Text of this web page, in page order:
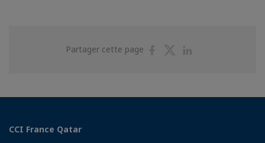
Partager cette page
PartagerPartager
CCI France Qatar